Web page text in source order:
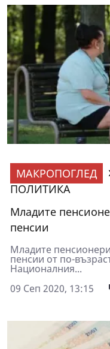
МАКРОПОГЛЕД
ПОЛИТИКА
Младите
пенсии
Младите
пенсии от по-
Националния...
09 Сеп 2020, 13:15